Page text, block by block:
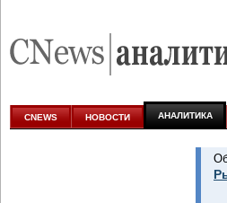
аналитике
CNEWS НОВОСТИ АНАЛИТИКА